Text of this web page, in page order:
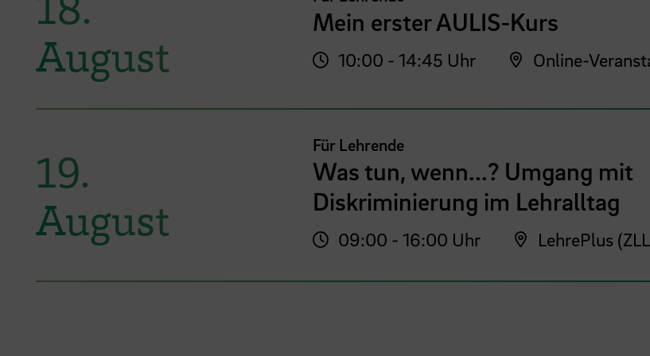
August
Mein erster AULIS-Kurs
10:00 - 14:45 Uhr Online-
19.
August
Für Lehrende
Was tun, wenn...? Umgang mit
Diskriminierung im Lehralltag
09:00 - 16:00 Uhr LehrePlus